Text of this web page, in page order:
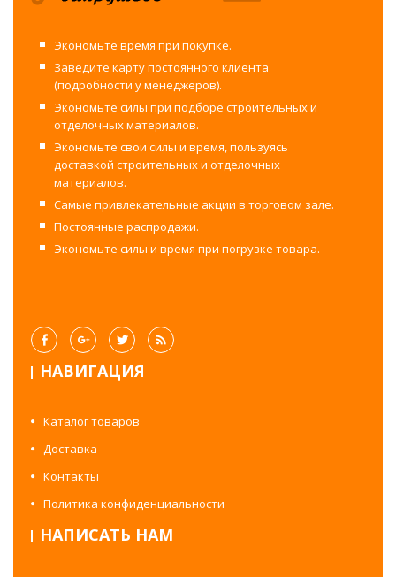
Экономьте время при покупке.
Заведите карту постоянного клиента
(подробности у менеджеров).
Экономьте силы при подборе строительных и
отделочных материалов.
Экономьте свои силы и время, пользуясь
доставкой строительных и отделочных
материалов.
Самые привлекательные акции в торговом зале.
Постоянные распродажи.
Экономьте силы и время при погрузке товара.
НАВИГАЦИЯ
Каталог товаров
Доставка
Контакты
Политика конфиденциальности
НАПИСАТЬ НАМ